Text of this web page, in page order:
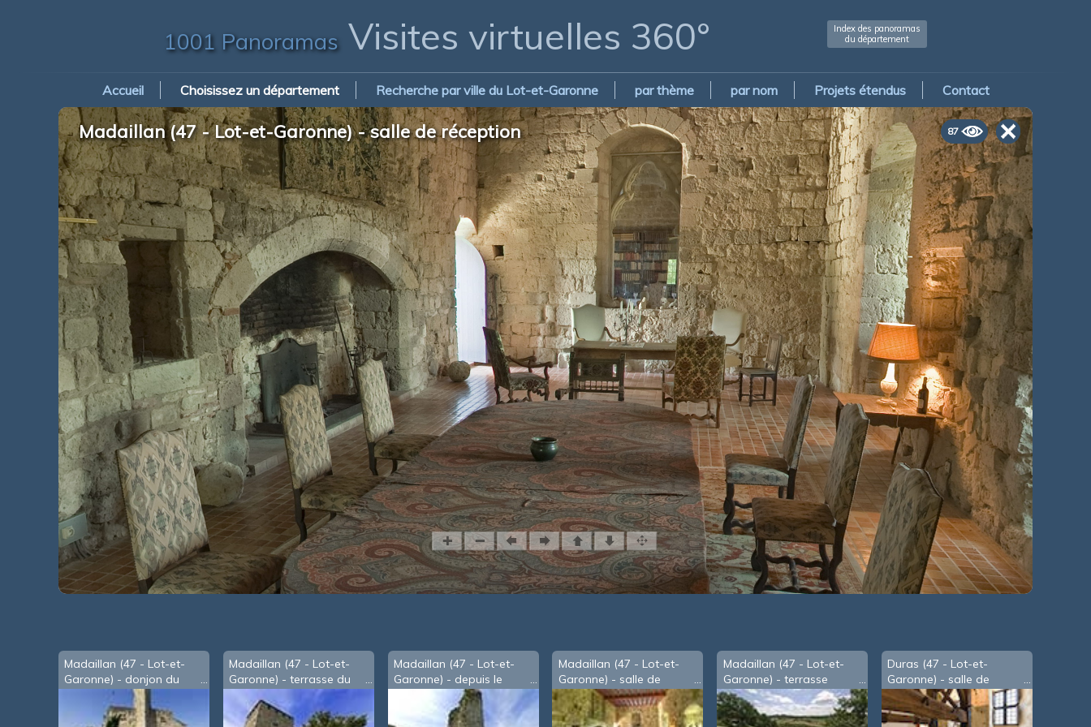
1001 PanoramasVisites virtuelles 360°
Index des panoramas
du département
Accueil Choisissez un département Recherche par ville du Lot-et-Garonne par thème par nom Projets étendus Contact
87
Madaillan (47 - Lot-et-Garonne) - salle de réception
Madaillan (47 - Lot-et-
Garonne) - donjon du
Madaillan (47 - Lot-et-
Garonne) - terrasse du
Madaillan (47 - Lot-et-
Garonne) - depuis le
donjon du château
Madaillan (47 - Lot-et-
Garonne) - salle de
réception
Madaillan (47 - Lot-et-
Garonne) - terrasse
supérieure du château
Duras (47 - Lot-et-
Garonne) - salle de
ferrage